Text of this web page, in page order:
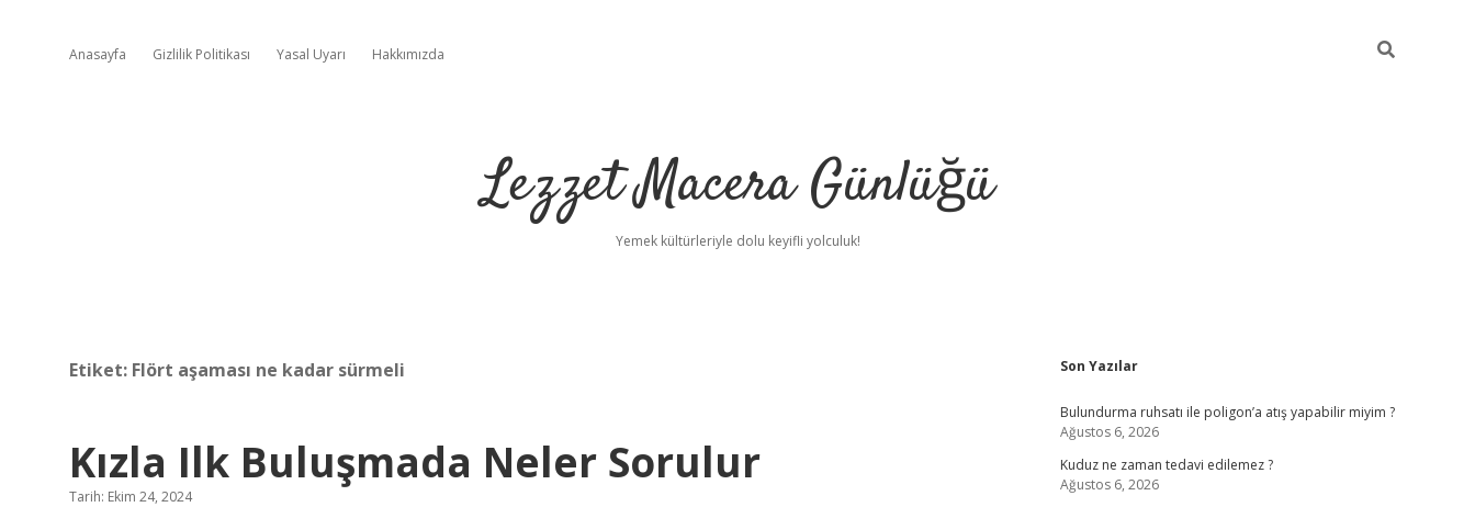
Anasayfa Gizlilik Politikası Yasal Uyarı Hakkımızda
Lezzet Macera Günlüğü
Yemek kültürleriyle dolu keyifli yolculuk!
Etiket: Flört aşaması ne kadar sürmeli
Kızla Ilk Buluşmada Neler Sorulur
Tarih: Ekim 24, 2024
Sidebar
Son Yazılar
Bulundurma ruhsatı ile poligon’a atış yapabilir miyim ?
Ağustos 6, 2026
Kuduz ne zaman tedavi edilemez ?
Ağustos 6, 2026